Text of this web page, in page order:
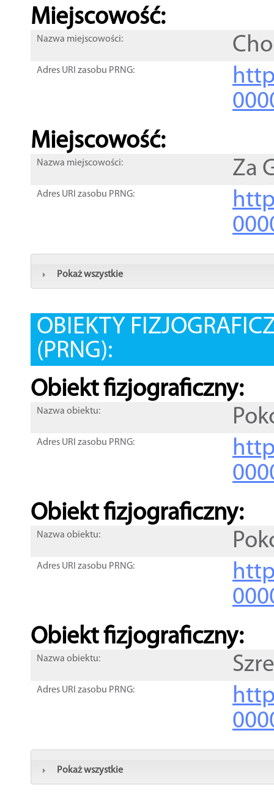
Miejscowość:
Nazwa miejscowości:
Adres URI zasobu PRNG:
Miejscowość:
Nazwa miejscowości: Za
Adres URI zasobu PRNG:
Pokaż wszystkie
OBIEKTY
(PRNG):
Obiekt fizjograficzny:
Nazwa obiektu:
Adres URI zasobu PRNG:
Obiekt fizjograficzny:
Nazwa obiektu:
Adres URI zasobu PRNG:
Obiekt fizjograficzny:
Nazwa obiektu:
Adres URI zasobu PRNG:
Pokaż wszystkie